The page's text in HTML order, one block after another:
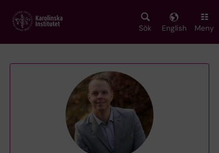
main
Sök English Meny